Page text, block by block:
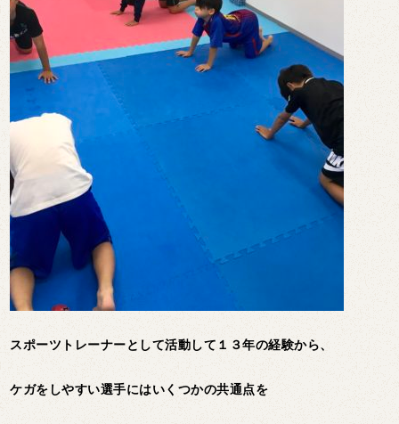
スポーツトレーナーとして活動して１３年の経験から、
ケガをしやすい選手にはいくつかの共通点を